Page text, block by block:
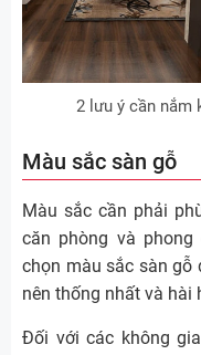
2 lưu ý cần nắm
Màu sắc sàn gỗ
Màu sắc cần phải
căn phòng và
chọn màu sắc sàn gỗ
nên thống nhất và hài
Đối với các không